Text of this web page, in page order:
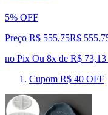
5% OFF
Preço R$ 555,75R$ 555,
no Pix Ou 8x de R$ 73,13
Cupom R$ 40 OFF